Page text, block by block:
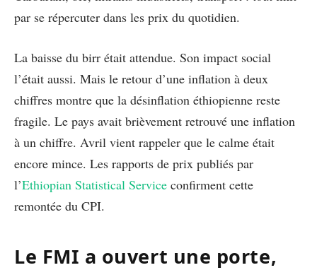
par se répercuter dans les prix du quotidien.
La baisse du birr était attendue. Son impact social
l’était aussi. Mais le retour d’une inflation à deux
chiffres montre que la désinflation éthiopienne reste
fragile. Le pays avait brièvement retrouvé une inflation
à un chiffre. Avril vient rappeler que le calme était
encore mince. Les rapports de prix publiés par
l’Ethiopian Statistical Service confirment cette
remontée du CPI.
Le FMI a ouvert une porte,